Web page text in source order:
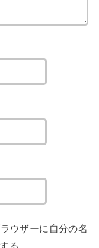
ウザーに自分の名
る。